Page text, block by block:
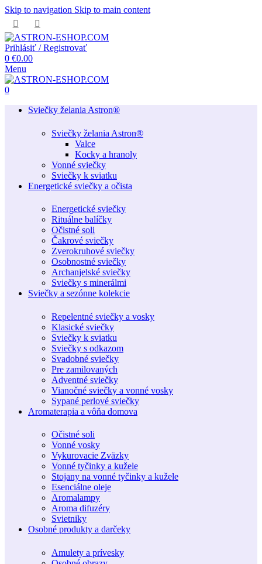
Skip to navigation Skip to main content
Prihlásiť / Registrovať
0 €0.00
Menu
0
Sviečky želania Astron®
Sviečky želania Astron®
Valce
Kocky a hranoly
Vonné sviečky
Sviečky k sviatku
Energetické sviečky a očista
Energetické sviečky
Rituálne balíčky
Očistné soli
Čakrové sviečky
Zverokruhové sviečky
Osobnostné sviečky
Archanjelské sviečky
Sviečky s minerálmi
Sviečky a sezónne kolekcie
Repelentné sviečky a vosky
Klasické sviečky
Sviečky k sviatku
Sviečky s odkazom
Svadobné sviečky
Pre zamilovaných
Adventné sviečky
Vianočné sviečky a vonné vosky
Sypané perlové sviečky
Aromaterapia a vôňa domova
Očistné soli
Vonné vosky
Vykurovacie Zväzky
Vonné tyčinky a kužele
Stojany na vonné tyčinky a kužele
Esenciálne oleje
Aromalampy
Aroma difuzéry
Svietniky
Osobné produkty a darčeky
Amulety a prívesky